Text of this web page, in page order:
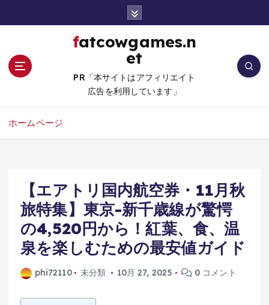
fatcowgames.n
et
PR「本サイトはアフィリエイト
広告を利用しています」
ホームページ
【エアトリ国内航空券・11月秋
旅特集】東京-新千歳線が驚愕
の4,520円から！紅葉、食、温
泉を楽しむための最安値ガイド
phi72110 未分類 10月 27, 2025 0 コメント